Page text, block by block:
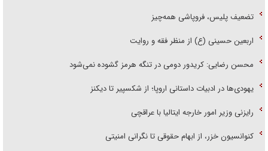
تضعیف پلیس، فروپاشی همه‌چیز
اربعین حسینی (ع) از منظر فقه و روایت
محسن رضایی: کریدور دومی در تنگه هرمز گشوده نمی‌شود
یهودی‌ها در ادبیات داستانی اروپا؛ از شکسپیر تا دیکنز
رایزنی وزیر امور خارجه ایتالیا با عراقچی
کنوانسیون خزر، از ابهام حقوقی تا نگرانی امنیتی